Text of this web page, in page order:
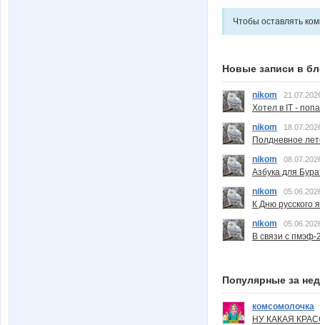
Чтобы оставлять
Новые записи в
nikom
Хотел в IT -
nikom
Полдневное
nikom
Азбука для
nikom
К Дню русского
nikom
В связи с пмэф-
Популярные за
комсомолочка
НУ КАКАЯ